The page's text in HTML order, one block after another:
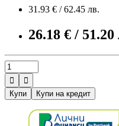
31.93 € / 62.45 лв.
26.18 € / 51.20


Купи
Купи на кредит